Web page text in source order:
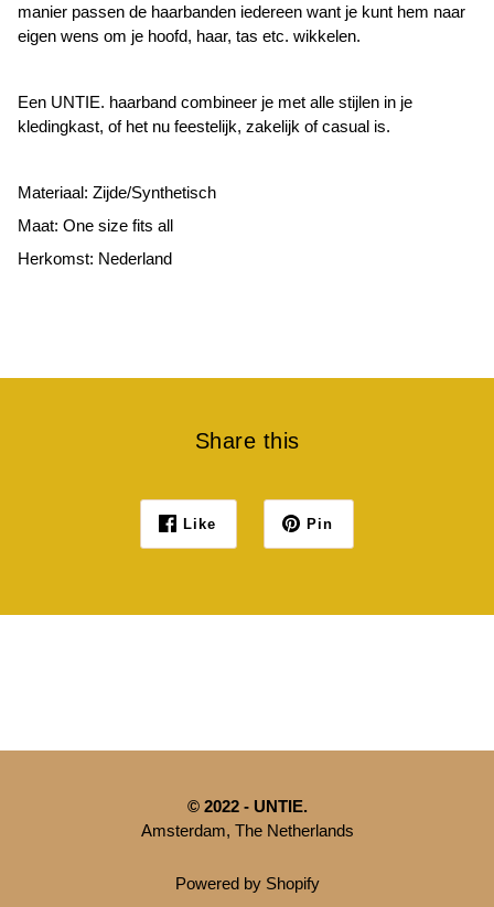
manier passen de haarbanden iedereen want je kunt hem naar
eigen wens om je hoofd, haar, tas etc. wikkelen.
Een UNTIE. haarband combineer je met alle stijlen in je
kledingkast, of het nu feestelijk, zakelijk of casual is.
Materiaal: Zijde/Synthetisch
Maat: One size fits all
Herkomst: Nederland
Share this
Like Pin
© 2022 - UNTIE.
Amsterdam, The Netherlands
Powered by Shopify